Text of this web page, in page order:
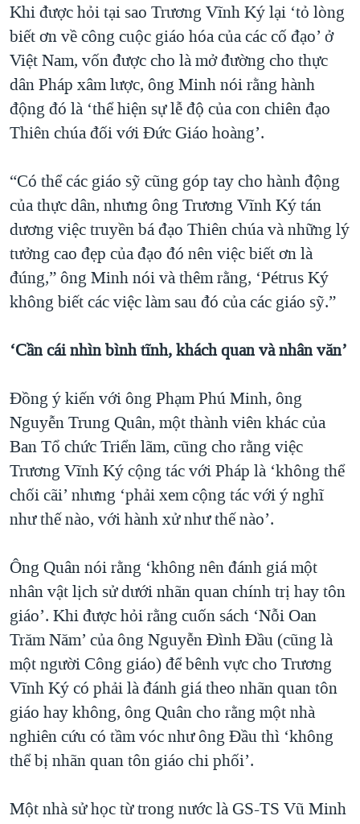
Khi được hỏi tại sao Trương Vĩnh Ký lại ‘tỏ lòng
biết ơn về công cuộc giáo hóa của các cố đạo’ ở
Việt Nam, vốn được cho là mở đường cho thực
dân Pháp xâm lược, ông Minh nói rằng hành
động đó là ‘thể hiện sự lễ độ của con chiên đạo
Thiên chúa đối với Đức Giáo hoàng’.
“Có thể các giáo sỹ cũng góp tay cho hành động
của thực dân, nhưng ông Trương Vĩnh Ký tán
dương việc truyền bá đạo Thiên chúa và những lý
tưởng cao đẹp của đạo đó nên việc biết ơn là
đúng,” ông Minh nói và thêm rằng, ‘Pétrus Ký
không biết các việc làm sau đó của các giáo sỹ.”
‘Cần cái nhìn bình tĩnh, khách quan và nhân văn’
Đồng ý kiến với ông Phạm Phú Minh, ông
Nguyễn Trung Quân, một thành viên khác của
Ban Tổ chức Triển lãm, cũng cho rằng việc
Trương Vĩnh Ký cộng tác với Pháp là ‘không thể
chối cãi’ nhưng ‘phải xem cộng tác với ý nghĩ
như thế nào, với hành xử như thế nào’.
Ông Quân nói rằng ‘không nên đánh giá một
nhân vật lịch sử dưới nhãn quan chính trị hay tôn
giáo’. Khi được hỏi rằng cuốn sách ‘Nỗi Oan
Trăm Năm’ của ông Nguyễn Đình Đầu (cũng là
một người Công giáo) để bênh vực cho Trương
Vĩnh Ký có phải là đánh giá theo nhãn quan tôn
giáo hay không, ông Quân cho rằng một nhà
nghiên cứu có tầm vóc như ông Đầu thì ‘không
thể bị nhãn quan tôn giáo chi phối’.
Một nhà sử học từ trong nước là GS-TS Vũ Minh